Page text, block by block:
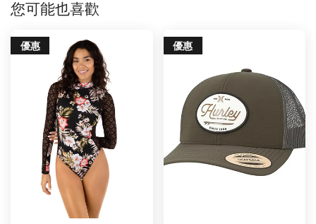
您可能也喜歡
優惠 優惠